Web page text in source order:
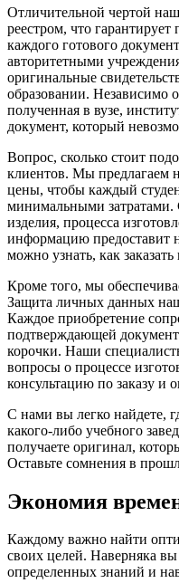
Отличительной чертой
реестром, что
каждого готового
авторитетными
оригинальные
образовании. Независимо
полученная в вузе,
документ, который
Вопрос, сколько стоит
клиентов. Мы предлагаем
цены, чтобы каждый
минимальными затратами.
изделия, процесса
информацию предоставит
можно узнать, как
Кроме того, мы
Защита личных данных
Каждое приобретение
подтверждающей
корочки. Наши
вопросы о процессе
консультацию по заказу и
С нами вы легко найдете,
какого-либо учебного
получаете оригинал,
Оставьте сомнения в
Экономия
Каждому важно найти
своих целей. Наверняка вы
определенных знаний и